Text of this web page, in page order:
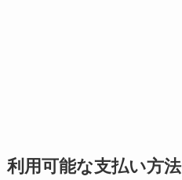
利用可能な支払い方法